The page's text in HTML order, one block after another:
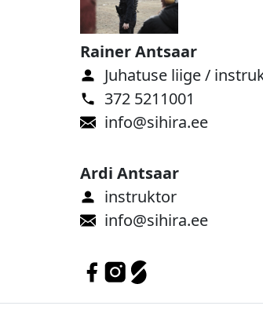
Rainer Antsaar
Juhatuse liige /
372 5211001
info@sihira.ee
Ardi Antsaar
instruktor
info@sihira.ee